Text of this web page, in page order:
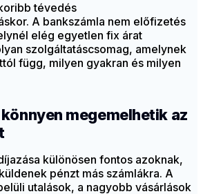
tévedés
A bankszámla nem előfizetés
elég egyetlen fix árat
szolgáltatáscsomag, amelynek
függ, milyen gyakran és milyen
megemelhetik az
különösen fontos azoknak,
pénzt más számlákra. A
utalások, a nagyobb vásárlások